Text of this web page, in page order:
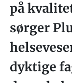
på
sørger
dyktige